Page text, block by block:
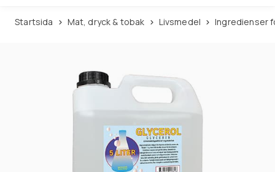
Startsida Mat, dryck & tobak Livsmedel Ingredienser